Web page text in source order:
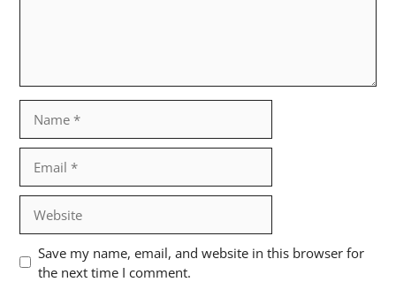
Save my name, email, and website in this browser for
the next time I comment.